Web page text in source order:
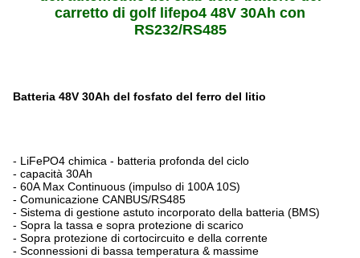
carretto di golf lifepo4 48V 30Ah con
RS232/RS485
Batteria 48V 30Ah del fosfato del ferro del litio
- LiFePO4 chimica - batteria profonda del ciclo
- capacità 30Ah
- 60A Max Continuous (impulso di 100A 10S)
- Comunicazione CANBUS/RS485
- Sistema di gestione astuto incorporato della batteria (BMS)
- Sopra la tassa e sopra protezione di scarico
- Sopra protezione di cortocircuito e della corrente
- Sconnessioni di bassa temperatura & massime